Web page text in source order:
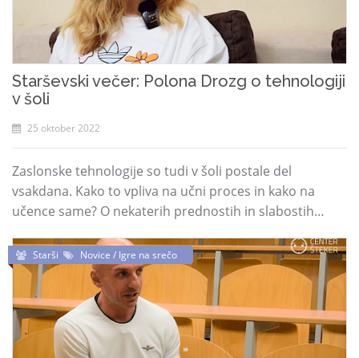
Starševski večer: Polona Drozg o tehnologiji
v šoli
25 oktober 2022
Zaslonske tehnologije so tudi v šoli postale del
vsakdana. Kako to vpliva na učni proces in kako na
učence same? O nekaterih prednostih in slabostih…
Starši Novice / Igre na srečo